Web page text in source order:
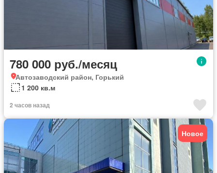
780 000 руб./месяц
Автозаводский район, Горький
1 200 кв.м
2 часов назад
Новое